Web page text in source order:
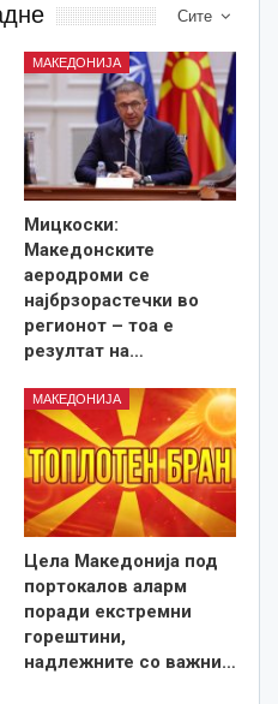
Сите
МАКЕДОНИЈА
Мицкоски:
Македонските
аеродроми се
најбрзорастечки во
регионот – тоа е
резултат на…
МАКЕДОНИЈА
Цела Македонија под
портокалов аларм
поради екстремни
горештини,
надлежните со важни…